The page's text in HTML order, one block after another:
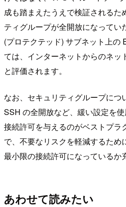
成も踏まえたうえで検証されるた
ティグループが全開放になってい
(プロテクテッド) サブネット上の
ては、インターネットからのネッ
と評価されます。
なお、セキュリティグループにつ
SSH の全開放など、緩い設定を
接続許可を与えるのがベストプラ
で、不要なリスクを軽減するため
最小限の接続許可になっているか
あわせて読みたい